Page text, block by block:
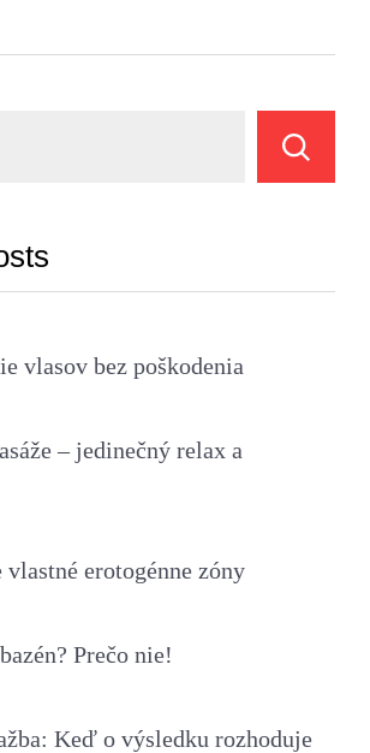
vlasov bez poškodenia
– jedinečný relax a
vlastné erotogénne zóny
Prečo nie!
Keď o výsledku rozhoduje